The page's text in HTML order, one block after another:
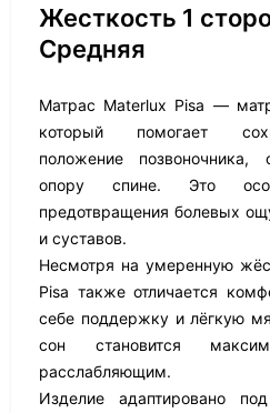
Жесткость 1
Средняя
Матрас Materlux Pisa —
который помогает
положение позвоночника,
опору спине. Это
предотвращения болевых
и суставов.
Несмотря на умеренную
Pisa также отличается
себе поддержку и лёгкую
сон становится
расслабляющим.
Изделие адаптировано